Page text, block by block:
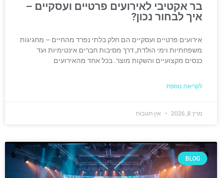
בר אקטיבי לאירועים פרטיים ועסקיים –
איך לבחור נכון?
אירועים פרטיים ועסקיים הם חלק בלתי נפרד מהחיים – מחגיגות
משפחתיות וימי הולדת, דרך מסיבות חברים אינטימיות ועד
כנסים מקצועיים והשקות מוצר. בכל אחד מהאירועים
לקריאה נוספת
מרץ 8, 2026 אין תגובות
BLOG